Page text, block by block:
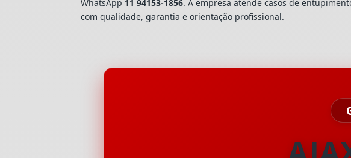
WhatsApp 11 94153-1856. A empresa atende casos de
com qualidade, garantia e orientação profissional.